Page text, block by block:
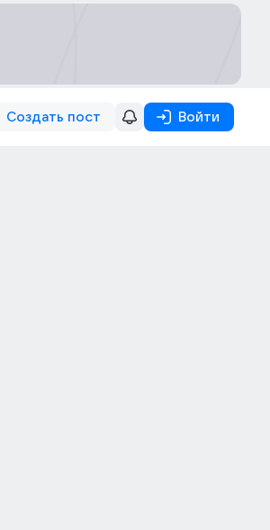
Создать пост Войти